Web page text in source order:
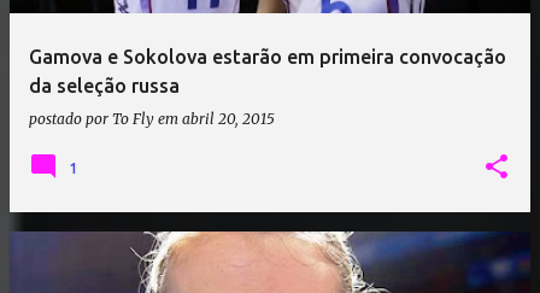
Gamova e Sokolova estarão em primeira convocação
da seleção russa
postado por To Fly em abril 20, 2015
1